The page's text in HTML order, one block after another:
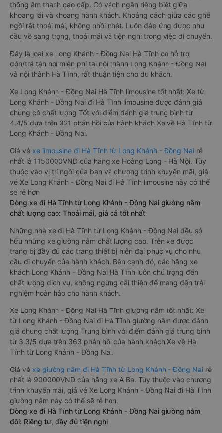
thống âm thanh cao cấp. Có vách ngăn riêng biệt giữa
khoang lái và khoang hành khách. Khoảng cách giữa các ghế
ngồi rất thoải mái, không nhồi nhét. Luôn đáp ứng được nhu
cầu về sang trọng, thoải mái và tiện nghi trong việc di chuyển.
Đây là loại xe Long Khánh - Đồng Nai Hà Tĩnh có hỗ trợ
đón/trả tận nơi miễn phí tại nội thành Long Khánh - Đồng Nai
và nội thành Hà Tĩnh, rất thuận tiện cho du khách.
Xe Long Khánh - Đồng Nai Hà Tĩnh limousine tốt nhất: Xe từ
Long Khánh - Đồng Nai đi Hà Tĩnh limousine được đánh giá
chung có chất lượng Tốt với điểm đánh giá trung bình từ
4.4/5 dựa trên 321 phản hồi của hành khách Xe về Hà Tĩnh từ
Long Khánh - Đồng Nai.
Giá vé xe limousine đi Hà Tĩnh từ Long Khánh - Đồng Nai rẻ
nhất là 1150000VND của hãng xe Hoàng Long - Hà Nội. Tùy
thuộc vào vị trí ngồi của bạn và chương trình khuyến mãi, giá
vé Xe Long Khánh - Đồng Nai đi Hà Tĩnh limousine này có thể
sẽ rẻ hơn
Dòng xe đi Hà Tĩnh từ Long Khánh - Đồng Nai giường nằm
chất lượng cao: Thoải mái, giá cả tốt nhất
Những nhà xe đi Hà Tĩnh từ Long Khánh - Đồng Nai đều sở
hữu những xe giường nằm chất lượng cao. Trên xe được
trang bị đầy đủ các trang thiết bị hiện đại phục vụ cho nhu
cầu di chuyển của hành khách. Bên cạnh đó, các hãng xe
khách Long Khánh - Đồng Nai Hà Tĩnh luôn chú trọng đến
chất lượng dịch vụ, không ngừng cải thiện để mang đến trải
nghiệm hoàn hảo cho hành khách.
Xe Long Khánh - Đồng Nai Hà Tĩnh giường nằm tốt nhất: Xe
từ Long Khánh - Đồng Nai đi Hà Tĩnh giường nằm được đánh
giá chung chất lượng Trung bình với điểm đánh giá trung bình
từ 3.3/5 dựa trên 363 phản hồi của hành khách Xe về Hà
Tĩnh từ Long Khánh - Đồng Nai.
Giá vé xe giường nằm đi Hà Tĩnh từ Long Khánh - Đồng Nai rẻ
nhất là 900000VND của hãng xe A Ba. Tùy thuộc vào chương
trình khuyến mãi, giá vé Xe Long Khánh - Đồng Nai đi Hà Tĩnh
giường nằm này có thể sẽ rẻ hơn.
Dòng xe đi Hà Tĩnh từ Long Khánh - Đồng Nai giường nằm
đôi: Riêng tư, đầy đủ tiện nghi